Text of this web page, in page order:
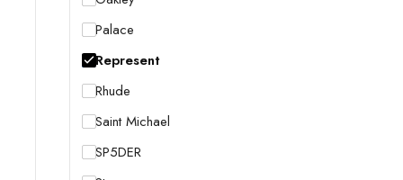
Palace
Represent
Rhude
Saint Michael
SP5DER